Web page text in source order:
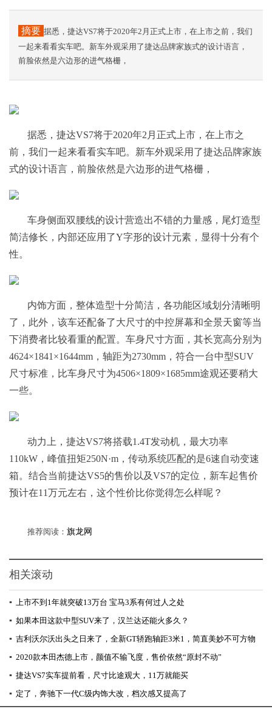
摘要 据悉，捷达VS7将于2020年2月正式上市，在上市之前，我们
一起来看看实车吧。新车外观采用了捷达品牌家族式的设计语言，
前脸依然是六边形的进气格栅，
据悉，捷达VS7将于2020年2月正式上市，在上市之
前，我们一起来看看实车吧。新车外观采用了捷达品牌家族
式的设计语言，前脸依然是六边形的进气格栅，
车身侧面双腰线的设计营造出不错的力量感，尾灯造型
简洁修长，内部还应用了Y字形的设计元素，显得十分有个
性。
内饰方面，整体造型十分简洁，各功能区域划分清晰明
了，此外，该车还配备了大尺寸的中控屏幕和全景天窗等当
下消费者比较看重的配置。车身尺寸方面，其长宽高分别为
4624×1841×1644mm，轴距为2730mm，符合一台中型SUV
尺寸标准，比车身尺寸为4506×1809×1685mm途观还要稍大
一些。
动力上，捷达VS7将搭载1.4T发动机，最大功率
110kW，峰值扭矩250N·m，传动系统匹配的是6速自动变速
箱。结合当前捷达VS5的售价以及VS7的定位，新车起售价
预计在11万元左右，这个性价比你觉得怎么样呢？
推荐阅读： 旗龙网
相关滚动
▪ 上市不到1年就突破13万台 宝马3系有何过人之处
▪ 如果本田这款中型SUV来了，汉兰达还能火多久？
▪ 吉利沃尔沃出头之日来了，全新GT轿跑轴距3米1，简直美妙不可方物
▪ 2020款本田杰德上市，颜值不输飞度，售价依然“原封不动”
▪ 捷达VS7实车提前看，尺寸比途观大，11万就能买
▪ 定了，奔驰下一代C级内饰大改，档次感又提高了